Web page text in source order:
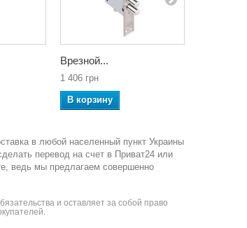
Врезной...
1 406 грн
В корзину
в любой населенный пункт Украины
перевод на счет в Приват24 или
ведь мы предлагаем совершенно
и оставляет за собой право